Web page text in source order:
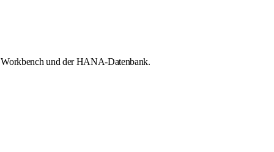
und der HANA-Datenbank.